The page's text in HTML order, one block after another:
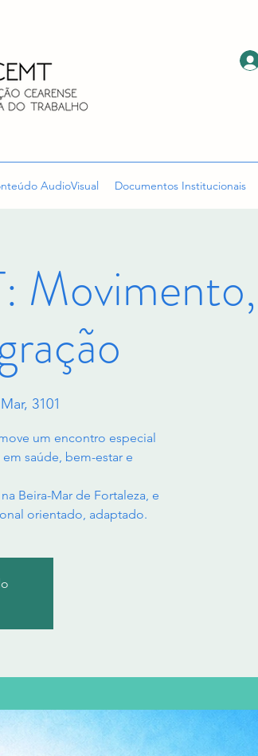
AudioVisual Documentos Institucionais
Movimento,
3101
um encontro especial
saúde, bem-estar e
Beira-Mar de Fortaleza, e
orientado, adaptado.